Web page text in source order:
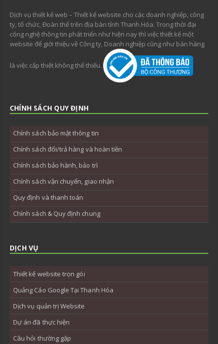
Dịch vụ thiết kế web – Thiết kế website cho các doanh nghiệp, công
ty, tổ chức, Đoàn thể trên địa bàn tỉnh Thanh Hóa. Trong thời đại
công nghệ thông tin phát triển như hiện nay thì việc thiết kế một
website để giới thiệu về Công ty, Doanh nghiệp cũng như bán hàng
là việc cấp thiết không thể thiếu.
CHÍNH SÁCH QUY ĐỊNH
Chính sách bảo mật thông tin
Chính sách đổi/trả hàng và hoàn tiền
Chính sách bảo hành, bảo trì
Chính sách vận chuyển, giao nhận
Quy định và thanh toán
Chính sách & Quy định chung
DỊCH VỤ
Thiết kế website trọn gói
Quảng Cáo Google Tại Thanh Hóa
Dịch vụ quản trị Website
Dự án đã thực hiện
Câu hỏi thường gặp